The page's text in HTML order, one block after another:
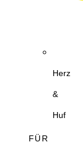
Herz
&
Huf
FÜR